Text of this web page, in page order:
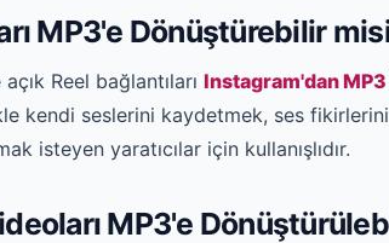
MP3'e Dönüştürebilir
Reel bağlantıları Instagram'dan
kendi seslerini kaydetmek, ses
isteyen yaratıcılar için kullanışlıdır.
MP3'e